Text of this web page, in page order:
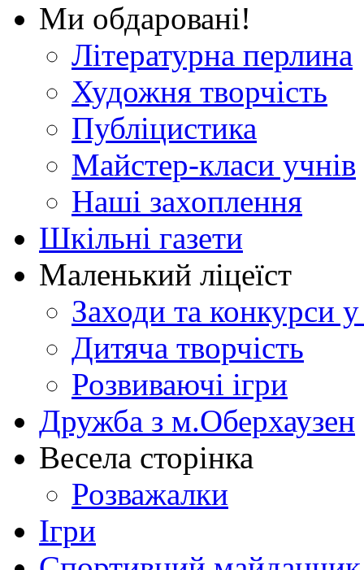
Ми обдаровані!
Літературна перлина
Художня творчість
Публіцистика
Майстер-класи учнів
Наші захоплення
Шкільні газети
Маленький ліцеїст
Заходи та конкурси у
Дитяча творчість
Розвиваючі ігри
Дружба з м.Оберхаузен
Весела сторінка
Розважалки
Ігри